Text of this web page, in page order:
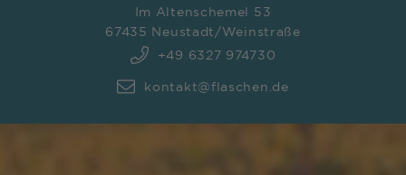
Im Altenschemel 53
67435 Neustadt/Weinstraße
+49 6327 974730
kontakt@flaschen.de